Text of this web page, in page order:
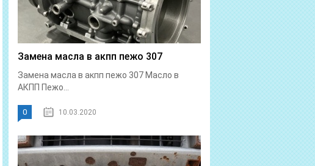
Замена масла в акпп пежо 307
Замена масла в акпп пежо 307 Масло в
АКПП Пежо...
0 10.03.2020